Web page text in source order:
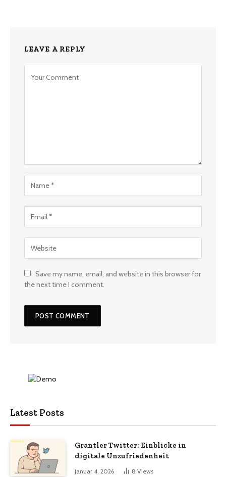
LEAVE A REPLY
Save my name, email, and website in this browser for
the next time I comment.
Latest Posts
Grantler Twitter: Einblicke in
digitale Unzufriedenheit
Januar 4, 2026 8 Views